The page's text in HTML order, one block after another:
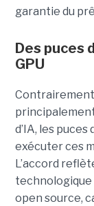
garantie du
Des puces
GPU
Contrairement
d’IA, les
exécuter ces
L’accord
technologique
open source,